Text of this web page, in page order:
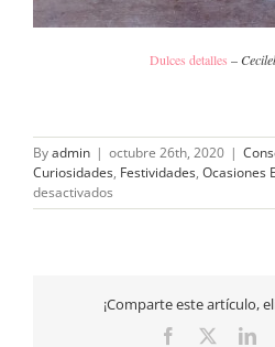
Dulces detalles –
Byadmin | octubre 26th, 2020 |
Curiosidades, Festividades, Ocasiones
desactivados
¿Por
origen
¡Comparte este artículo,
Facebook